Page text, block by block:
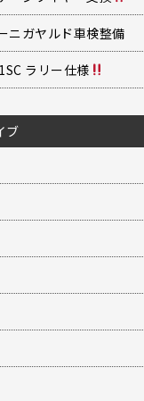
ニガヤルド車検整備
ラリー仕様
ブ